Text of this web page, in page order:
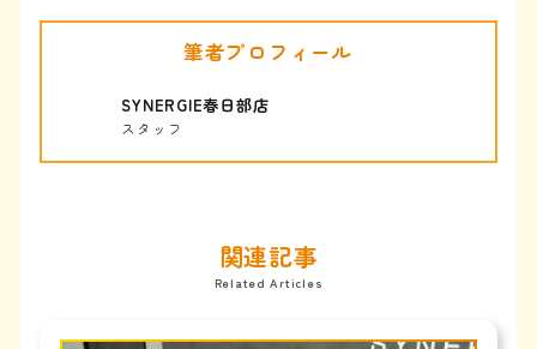
筆者プロフィール
SYNERGIE春日部店
スタッフ
関連記事
Related Articles